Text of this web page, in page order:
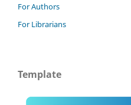
For Authors
For Librarians
Template